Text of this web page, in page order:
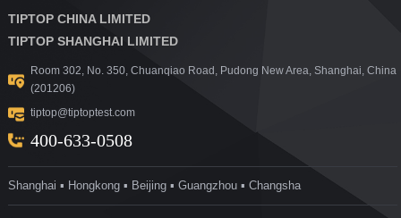
TIPTOP CHINA LIMITED
TIPTOP SHANGHAI LIMITED
Room 302, No. 350, Chuanqiao Road, Pudong New Area, Shanghai, China
(201206)
tiptop@tiptoptest.com
400-633-0508
Shanghai ▪ Hongkong ▪ Beijing ▪ Guangzhou ▪ Changsha